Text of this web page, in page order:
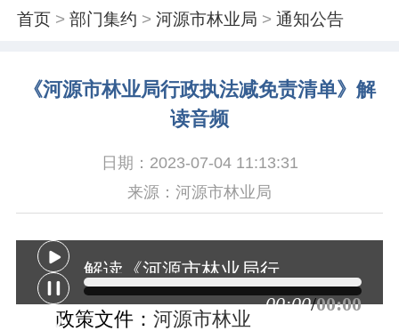
首页 >部门集约 >河源市林业局 >通知公告
《河源市林业局行政执法减免责清单》解
读音频
日期：2023-07-04 11:13:31
来源：河源市林业局
解读《河源市林业局行政执法减免责清单》
00:00/00:00
政策文件： 河源市林业